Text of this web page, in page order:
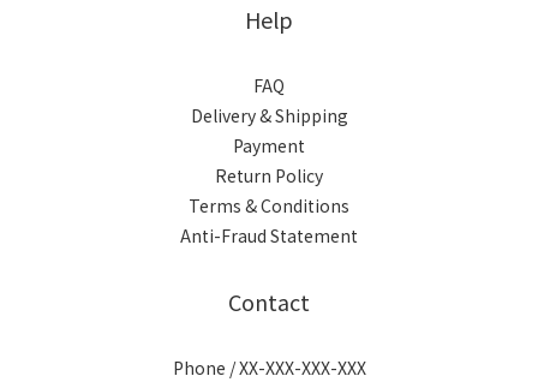
Help
FAQ
Delivery & Shipping
Payment
Return Policy
Terms & Conditions
Anti-Fraud Statement
Contact
Phone / XX-XXX-XXX-XXX